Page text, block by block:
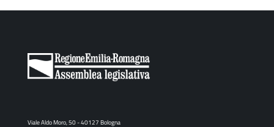
Viale Aldo Moro, 50 - 40127 Bologna